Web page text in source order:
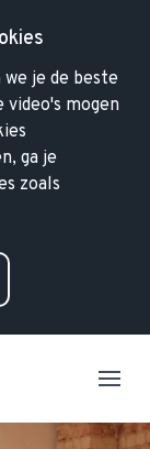
je de beste
video's mogen
ga je
zoals